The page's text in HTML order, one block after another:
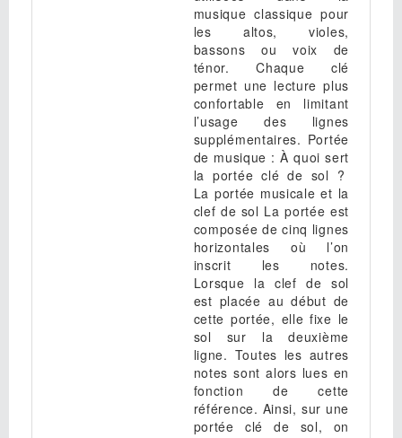
musique classique pour
les altos, violes,
bassons ou voix de
ténor. Chaque clé
permet une lecture plus
confortable en limitant
l’usage des lignes
supplémentaires. Portée
de musique : À quoi sert
la portée clé de sol ?
La portée musicale et la
clef de sol La portée est
composée de cinq lignes
horizontales où l’on
inscrit les notes.
Lorsque la clef de sol
est placée au début de
cette portée, elle fixe le
sol sur la deuxième
ligne. Toutes les autres
notes sont alors lues en
fonction de cette
référence. Ainsi, sur une
portée clé de sol, on